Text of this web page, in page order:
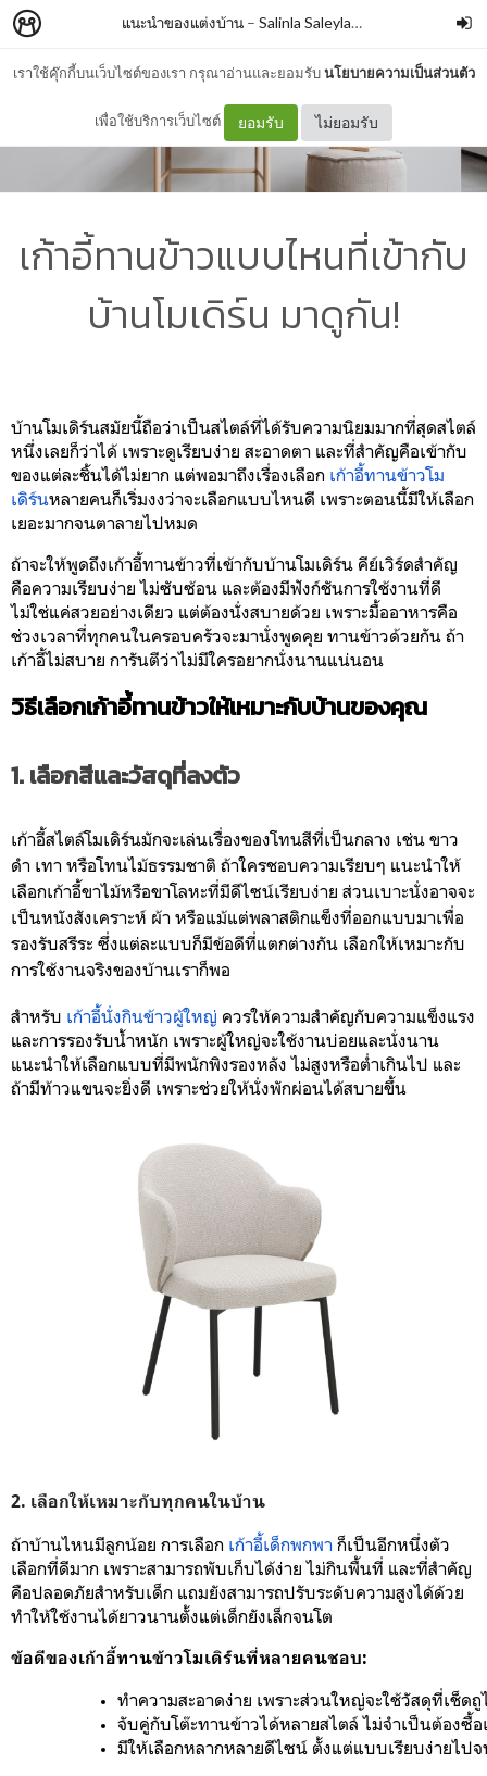
เราใช้คุ๊กกี้บนเว็บไซต์ของเรา กรุณาอ่านและยอมรับนโยบายความเป็นส่วนตัว
เพื่อใช้บริการเว็บไซต์ ยอมรับ ไม่ยอมรับ
แนะนำของแต่งบ้าน – Salinla Saleylanon
เก้าอี้ทานข้าวแบบไหนที่เข้ากับ
บ้านโมเดิร์น มาดูกัน!
บ้านโมเดิร์นสมัยนี้ถือว่าเป็นสไตล์ที่ได้รับความนิยมมากที่สุดสไตล์
หนึ่งเลยก็ว่าได้ เพราะดูเรียบง่าย สะอาดตา และที่สำคัญคือเข้ากับ
ของแต่ละชิ้นได้ไม่ยาก แต่พอมาถึงเรื่องเลือก เก้าอี้ทานข้าวโม
เดิร์นหลายคนก็เริ่มงงว่าจะเลือกแบบไหนดี เพราะตอนนี้มีให้เลือก
เยอะมากจนตาลายไปหมด
ถ้าจะให้พูดถึงเก้าอี้ทานข้าวที่เข้ากับบ้านโมเดิร์น คีย์เวิร์ดสำคัญ
คือความเรียบง่าย ไม่ซับซ้อน และต้องมีฟังก์ชันการใช้งานที่ดี
ไม่ใช่แค่สวยอย่างเดียว แต่ต้องนั่งสบายด้วย เพราะมื้ออาหารคือ
ช่วงเวลาที่ทุกคนในครอบครัวจะมานั่งพูดคุย ทานข้าวด้วยกัน ถ้า
เก้าอี้ไม่สบาย การันตีว่าไม่มีใครอยากนั่งนานแน่นอน
วิธีเลือกเก้าอี้ทานข้าวให้เหมาะกับบ้านของคุณ
1. เลือกสีและวัสดุที่ลงตัว
เก้าอี้สไตล์โมเดิร์นมักจะเล่นเรื่องของโทนสีที่เป็นกลาง เช่น ขาว
ดำ เทา หรือโทนไม้ธรรมชาติ ถ้าใครชอบความเรียบๆ แนะนำให้
เลือกเก้าอี้ขาไม้หรือขาโลหะที่มีดีไซน์เรียบง่าย ส่วนเบาะนั่งอาจจะ
เป็นหนังสังเคราะห์ ผ้า หรือแม้แต่พลาสติกแข็งที่ออกแบบมาเพื่อ
รองรับสรีระ ซึ่งแต่ละแบบก็มีข้อดีที่แตกต่างกัน เลือกให้เหมาะกับ
การใช้งานจริงของบ้านเราก็พอ
สำหรับ เก้าอี้นั่งกินข้าวผู้ใหญ่ ควรให้ความสำคัญกับความแข็งแรง
และการรองรับน้ำหนัก เพราะผู้ใหญ่จะใช้งานบ่อยและนั่งนาน
แนะนำให้เลือกแบบที่มีพนักพิงรองหลัง ไม่สูงหรือต่ำเกินไป และ
ถ้ามีท้าวแขนจะยิ่งดี เพราะช่วยให้นั่งพักผ่อนได้สบายขึ้น
2. เลือกให้เหมาะกับทุกคนในบ้าน
ถ้าบ้านไหนมีลูกน้อย การเลือก เก้าอี้เด็กพกพา ก็เป็นอีกหนึ่งตัว
เลือกที่ดีมาก เพราะสามารถพับเก็บได้ง่าย ไม่กินพื้นที่ และที่สำคัญ
คือปลอดภัยสำหรับเด็ก แถมยังสามารถปรับระดับความสูงได้ด้วย
ทำให้ใช้งานได้ยาวนานตั้งแต่เด็กยังเล็กจนโต
ข้อดีของเก้าอี้ทานข้าวโมเดิร์นที่หลายคนชอบ:
ทำความสะอาดง่าย เพราะส่วนใหญ่จะใช้วัสดุที่เช็ดถู
จับคู่กับโต๊ะทานข้าวได้หลายสไตล์ ไม่จำเป็นต้องซื้
มีให้เลือกหลากหลายดีไซน์ ตั้งแต่แบบเรียบง่ายไป